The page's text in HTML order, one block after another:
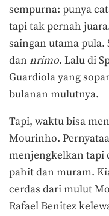
sempurna: punya
tapi tak pernah
saingan utama pula.
dan nrimo. Lalu di
Guardiola yang
bulanan mulutnya.
Tapi, waktu bisa
Mourinho.
menjengkelkan tapi
pahit dan muram.
cerdas dari mulut
Rafael Benitez